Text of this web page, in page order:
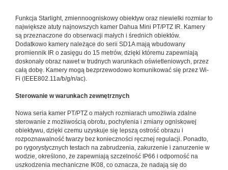
Funkcja Starlight, zmiennoogniskowy obiektyw oraz niewielki rozmiar to
największe atuty najnowszych kamer Dahua Mini PT/PTZ IR. Kamery
są przeznaczone do obserwacji małych i średnich obiektów.
Dodatkowo kamery należące do serii SD1A mają wbudowany
promiennik IR o zasięgu do 15 metrów, dzięki któremu zapewniają
doskonały obraz nawet w trudnych warunkach oświetleniowych, przez
całą dobę. Kamery mogą bezprzewodowo komunikować się przez Wi-
Fi (IEEE802.11a/b/g/n/ac).
Sterowanie w warunkach zewnętrznych
Nowa seria kamer PT/PTZ o małych rozmiarach umożliwia zdalne
sterowanie z możliwością obrotu, pochylenia i zmiany ogniskowej
obiektywu, dzięki czemu uzyskuje się lepszą ostrość obrazu i
rozpoznawalność twarzy bez konieczności ręcznej regulacji. Ponadto,
po rygorystycznych testach na zabrudzenia, zakurzenie i zanurzenie w
wodzie, określono, że zapewniają szczelność IP66 i odporność na
uszkodzenia mechaniczne IK08, co oznacza, że nadają się do